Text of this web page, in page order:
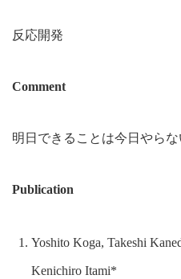
反応開発
Comment
明日できることは今日やらな
Publication
Yoshito Koga, Takeshi
Kenichiro Itami*